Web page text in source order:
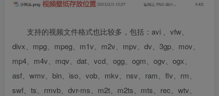
支持的视频文件格式也比较多，包括：avi 、vfw、
divx、mpg、mpeg、m1v、m2v、mpv、dv、3gp、mov、
mp4、m4v、mqv、dat、vcd、ogg、ogm、ogv、ogx、
asf、wmv、bin、iso、vob、mkv、nsv、ram、flv、rm、
swf、ts、rmvb、dvr-ms、m2t、m2ts、mts、rec、wtv、